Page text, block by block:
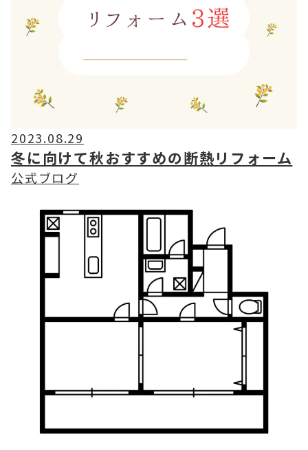
2023.08.29
冬に向けて秋おすすめの断熱リフォーム
公式ブログ